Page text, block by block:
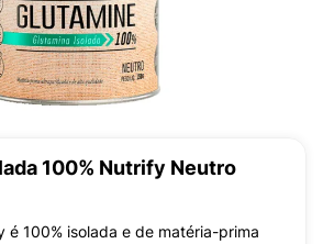
100% Nutrify Neutro
é 100% isolada e de matéria-prima